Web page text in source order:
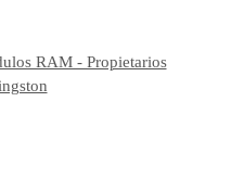
RAM - Propietarios